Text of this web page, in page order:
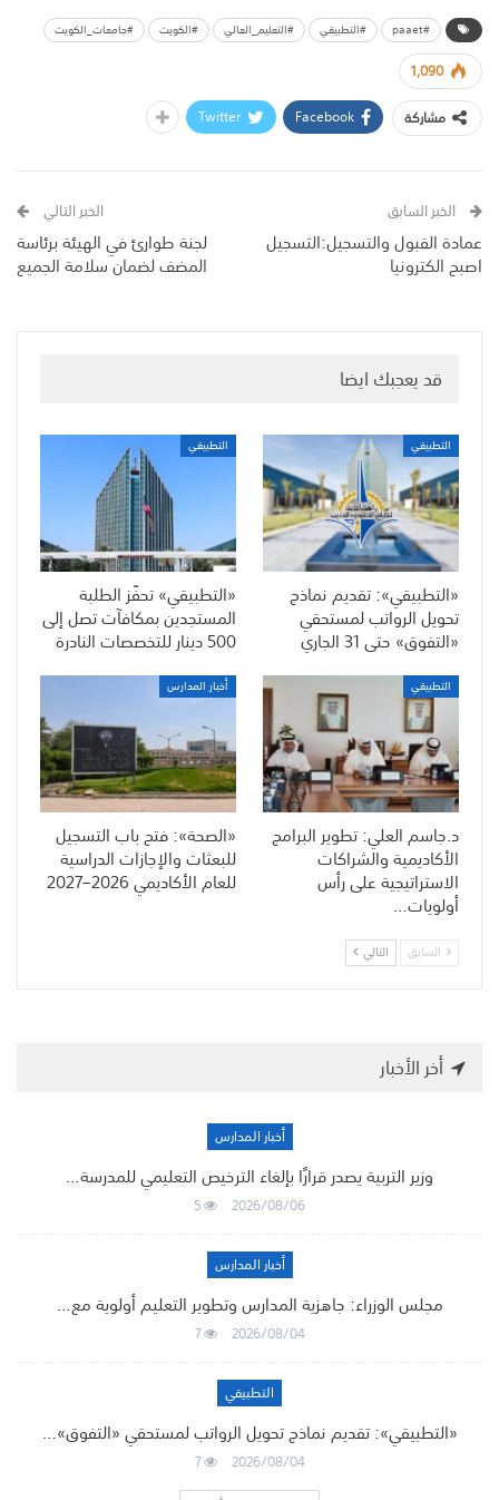
#paaet #التطبيقي #التعليم_العالي #الكويت #جامعات_الكويت
1,090
مشاركة
Facebook
Twitter
الخبر السابق
عمادة القبول والتسجيل:التسجيل
اصبح الكترونيا
الخبر التالي
لجنة طوارئ في الهيئة برئاسة
المضف لضمان سلامة الجميع
قد يعجبك ايضا
التطبيقي
«التطبيقي»: تقديم نماذج
تحويل الرواتب لمستحقي
«التفوق» حتى 31 الجاري
التطبيقي
«التطبيقي» تحفّز الطلبة
المستجدين بمكافآت تصل إلى
500 دينار للتخصصات النادرة
التطبيقي
د.جاسم العلي: تطوير البرامج
الأكاديمية والشراكات
الاستراتيجية على رأس
أولويات…
أخبار المدارس
«الصحة»: فتح باب التسجيل
للبعثات والإجازات الدراسية
للعام الأكاديمي 2026–2027
السابق التالي
أخر الأخبار
أخبار المدارس
وزير التربية يصدر قرارًا بإلغاء الترخيص التعليمي للمدرسة…
2026/08/06
5
أخبار المدارس
مجلس الوزراء: جاهزية المدارس وتطوير التعليم أولوية مع…
2026/08/04
7
التطبيقي
«التطبيقي»: تقديم نماذج تحويل الرواتب لمستحقي «التفوق»…
2026/08/04
7